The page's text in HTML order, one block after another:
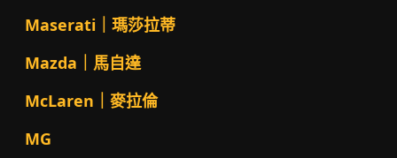
Maserati｜瑪莎拉蒂
Mazda｜馬自達
McLaren｜麥拉倫
MG